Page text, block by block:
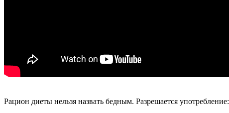
Рацион диеты нельзя назвать бедным. Разрешается употребление: